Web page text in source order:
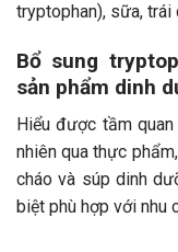
tryptophan), sữa, trái
Bổ sung
sản phẩm dinh
Hiểu được tầm
nhiên qua thực phẩm,
cháo và súp dinh
biệt phù hợp với nhu